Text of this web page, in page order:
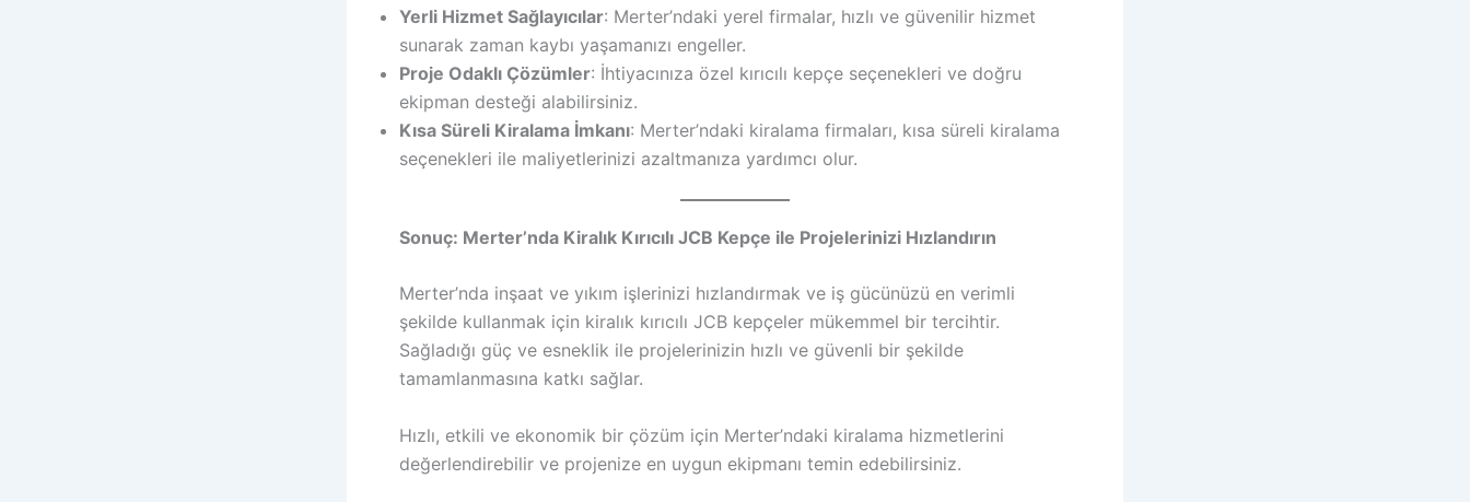
Yerli Hizmet Sağlayıcılar: Merter’ndaki yerel firmalar, hızlı ve güvenilir hizmet
sunarak zaman kaybı yaşamanızı engeller.
Proje Odaklı Çözümler: İhtiyacınıza özel kırıcılı kepçe seçenekleri ve doğru
ekipman desteği alabilirsiniz.
Kısa Süreli Kiralama İmkanı: Merter’ndaki kiralama firmaları, kısa süreli kiralama
seçenekleri ile maliyetlerinizi azaltmanıza yardımcı olur.
Sonuç: Merter’nda Kiralık Kırıcılı JCB Kepçe ile Projelerinizi Hızlandırın
Merter’nda inşaat ve yıkım işlerinizi hızlandırmak ve iş gücünüzü en verimli
şekilde kullanmak için kiralık kırıcılı JCB kepçeler mükemmel bir tercihtir.
Sağladığı güç ve esneklik ile projelerinizin hızlı ve güvenli bir şekilde
tamamlanmasına katkı sağlar.
Hızlı, etkili ve ekonomik bir çözüm için Merter’ndaki kiralama hizmetlerini
değerlendirebilir ve projenize en uygun ekipmanı temin edebilirsiniz.